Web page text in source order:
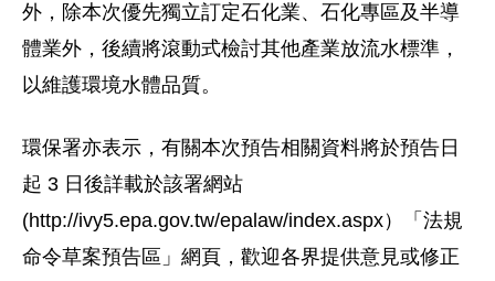
外，除本次優先獨立訂定石化業、石化專區及半導
體業外，後續將滾動式檢討其他產業放流水標準，
以維護環境水體品質。
環保署亦表示，有關本次預告相關資料將於預告日
起 3 日後詳載於該署網站
(http://ivy5.epa.gov.tw/epalaw/index.aspx）「法規
命令草案預告區」網頁，歡迎各界提供意見或修正